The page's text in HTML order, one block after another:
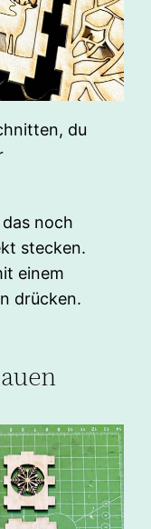
du
noch
stecken.
einem
drücken.